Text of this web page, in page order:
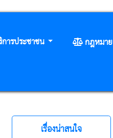
ารประชาชน
กฎหมาย
เรื่องน่าสนใจ